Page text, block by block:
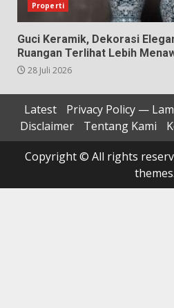
Properti
Guci Keramik, Dekorasi
Ruangan Terlihat Lebih
28 Juli 2026
Latest
Privacy Policy —
Disclaimer
Tentang Kami
Copyright © All rights
themes.